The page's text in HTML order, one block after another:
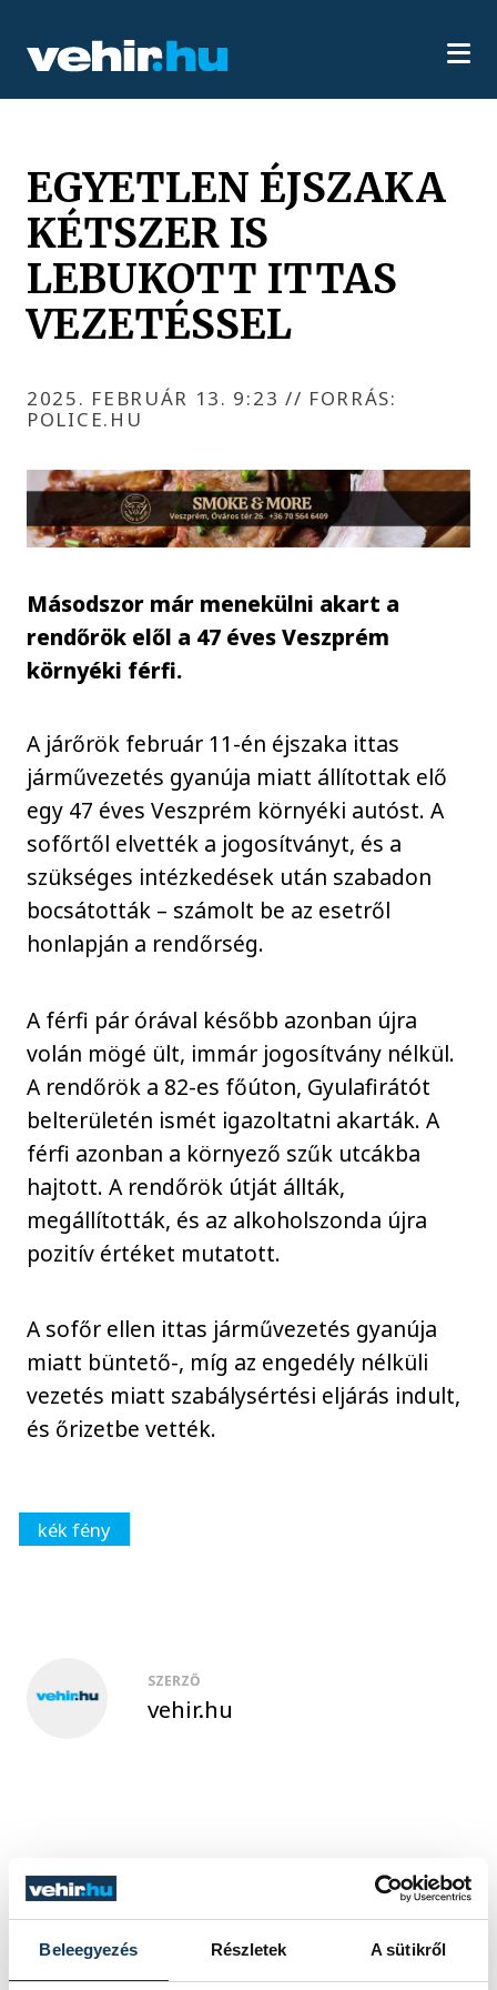
Beleegyezés Részletek A sütikről
EGYETLEN ÉJSZAKA
KÉTSZER IS
LEBUKOTT ITTAS
VEZETÉSSEL
2025. FEBRUÁR 13. 9:23 // FORRÁS:
POLICE.HU
Másodszor már menekülni akart a
rendőrök elől a 47 éves Veszprém
környéki férfi.
A járőrök február 11-én éjszaka ittas
járművezetés gyanúja miatt állítottak elő
egy 47 éves Veszprém környéki autóst. A
sofőrtől elvették a jogosítványt, és a
szükséges intézkedések után szabadon
bocsátották – számolt be az esetről
honlapján a rendőrség.
A férfi pár órával később azonban újra
volán mögé ült, immár jogosítvány nélkül.
A rendőrök a 82-es főúton, Gyulafirátót
belterületén ismét igazoltatni akarták. A
férfi azonban a környező szűk utcákba
hajtott. A rendőrök útját állták,
megállították, és az alkoholszonda újra
pozitív értéket mutatott.
A sofőr ellen ittas járművezetés gyanúja
miatt büntető-, míg az engedély nélküli
vezetés miatt szabálysértési eljárás indult,
és őrizetbe vették.
kék fény
SZERZŐ
vehir.hu
TOVÁBBI CIKKEK
KÉK FÉNY